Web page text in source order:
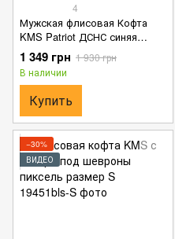
4
Мужская флисовая Кофта
KMS Patriot ДСНС синяя
размер S
1 349 грн 1 930 грн
В наличии
Купить
−30%
ВИДЕО